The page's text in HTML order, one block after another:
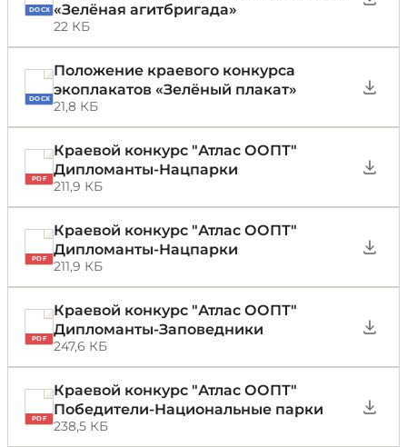
DOCX «Зелёная агитбригада»
22 КБ
DOCX
Положение краевого конкурса
экоплакатов «Зелёный плакат»
21,8 КБ
PDF
Краевой конкурс "Атлас ООПТ"
Дипломанты-Нацпарки
211,9 КБ
PDF
Краевой конкурс "Атлас ООПТ"
Дипломанты-Нацпарки
211,9 КБ
PDF
Краевой конкурс "Атлас ООПТ"
Дипломанты-Заповедники
247,6 КБ
PDF
Краевой конкурс "Атлас ООПТ"
Победители-Национальные парки
238,5 КБ